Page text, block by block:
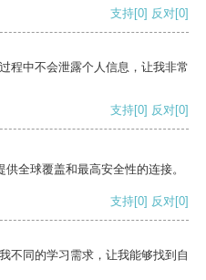
支持[0] 反对[0]
程中不会泄露个人信息，让我非常
支持[0] 反对[0]
全球覆盖和最高安全性的连接。
支持[0] 反对[0]
不同的学习需求，让我能够找到自